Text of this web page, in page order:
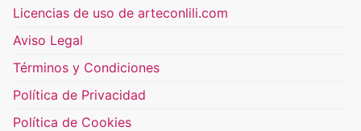
Licencias de uso de arteconlili.com
Aviso Legal
Términos y Condiciones
Política de Privacidad
Política de Cookies